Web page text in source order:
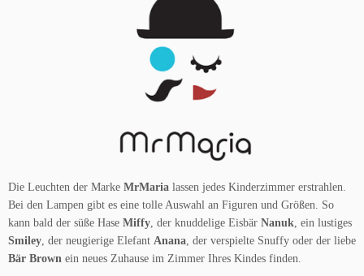
Die Leuchten der Marke MrMaria lassen jedes Kinderzimmer erstrahlen.
Bei den Lampen gibt es eine tolle Auswahl an Figuren und Größen. So
kann bald der süße Hase Miffy, der knuddelige Eisbär Nanuk, ein lustiges
Smiley, der neugierige Elefant Anana, der verspielte Snuffy oder der liebe
Bär Brown ein neues Zuhause im Zimmer Ihres Kindes finden.